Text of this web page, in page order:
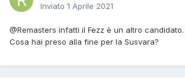
Inviato 1 Aprile 2021
@Remasters infatti il Fezz è un altro candidato.
Cosa hai preso alla fine per la Susvara?